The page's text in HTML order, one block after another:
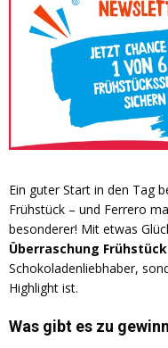
Ein guter Start in den Tag
Frühstück – und Ferrero
besonderer! Mit etwas
Überraschung
Schokoladenliebhaber,
Highlight ist.
Was gibt es zu